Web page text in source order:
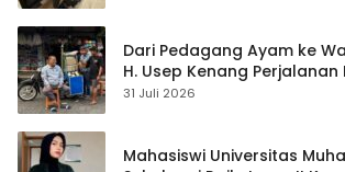
Dari Pedagang Ayam ke
H. Usep Kenang Perjalanan
Cisaat
31 Juli 2026
Mahasiswi Universitas